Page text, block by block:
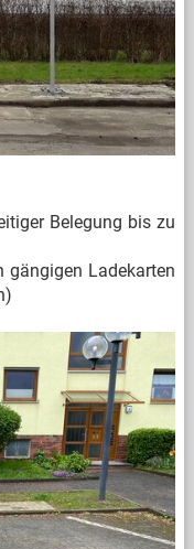
Belegung bis zu
Ladekarten